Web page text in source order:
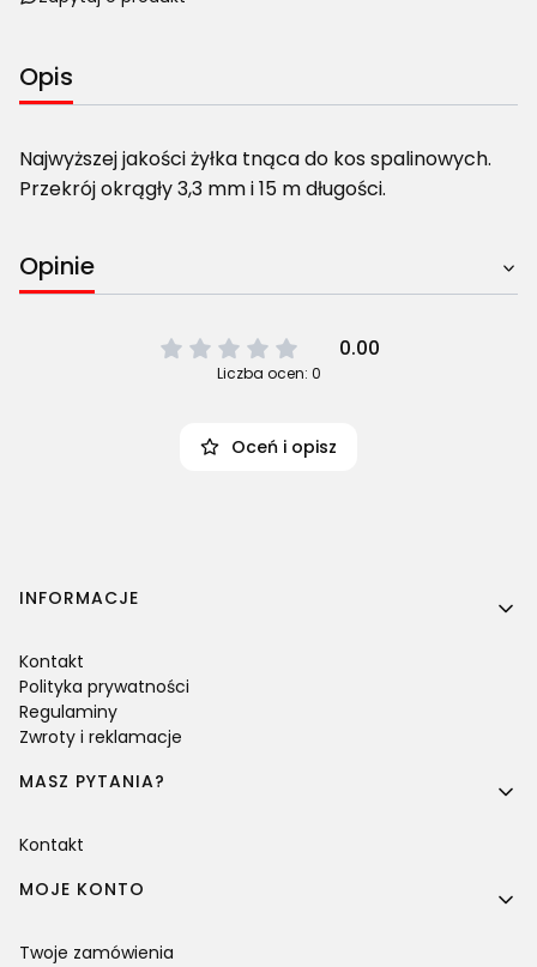
Opis
Najwyższej jakości żyłka tnąca do kos spalinowych.
Przekrój okrągły 3,3 mm i 15 m długości.
Opinie
0.00
Liczba ocen: 0
Oceń i opisz
Linki w stopce
INFORMACJE
Kontakt
Polityka prywatności
Regulaminy
Zwroty i reklamacje
MASZ PYTANIA?
Kontakt
MOJE KONTO
Twoje zamówienia